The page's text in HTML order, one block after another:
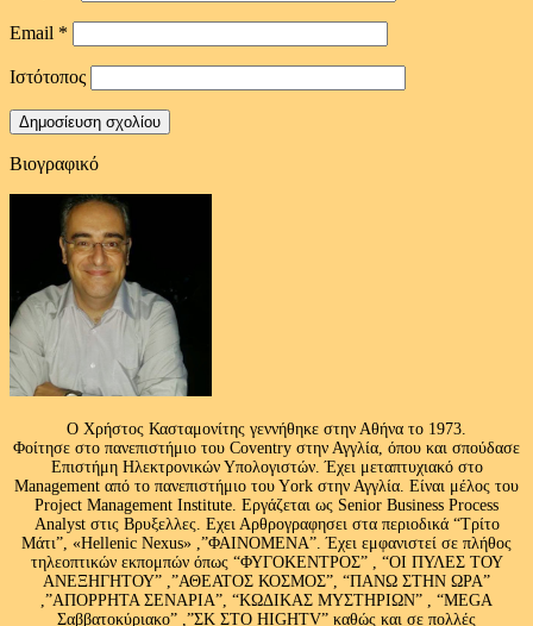
Email *
Ιστότοπος
Βιογραφικό
Ο Χρήστος Κασταμονίτης γεννήθηκε στην Αθήνα το 1973.
Φοίτησε στο πανεπιστήμιο του Coventry στην Αγγλία, όπου και σπούδασε
Επιστήμη Ηλεκτρονικών Υπολογιστών. Έχει μεταπτυχιακό στο
Management από το πανεπιστήμιο του Υork στην Αγγλία. Είναι μέλος του
Project Management Institute. Εργάζεται ως Senior Business Process
Analyst στις Βρυξελλες. Εχει Αρθρογραφησει στα περιοδικά “Τρίτο
Μάτι”, «Hellenic Nexus» ,”ΦΑΙΝΟΜΕΝΑ”. Έχει εμφανιστεί σε πλήθος
τηλεοπτικών εκπομπών όπως “ΦΥΓΟΚΕΝΤΡΟΣ” , “ΟΙ ΠΥΛΕΣ ΤΟΥ
ΑΝΕΞΗΓΗΤΟΥ” ,”ΑΘΕΑΤΟΣ ΚΟΣΜΟΣ”, “ΠΑΝΩ ΣΤΗΝ ΩΡΑ”
,”ΑΠΟΡΡΗΤΑ ΣΕΝΑΡΙΑ”, “ΚΩΔΙΚΑΣ ΜΥΣΤΗΡΙΩΝ” , “MEGA
Σαββατοκύριακο” ,”ΣΚ ΣΤΟ HIGHTV” καθώς και σε πολλές